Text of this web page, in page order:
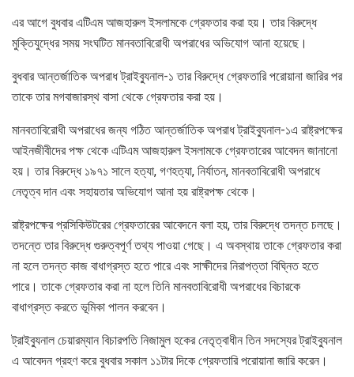
এর আগে বুধবার এটিএম আজহারুল ইসলামকে গ্রেফতার করা হয়। তার বিরুদ্ধে
মুক্তিযুদ্ধের সময় সংঘটিত মানবতাবিরোধী অপরাধের অভিযোগ আনা হয়েছে।
বুধবার আন্তর্জাতিক অপরাধ ট্রাইব্যুনাল-১ তার বিরুদ্ধে গ্রেফতারি পরোয়ানা জারির পর
তাকে তার মগবাজারস্থ বাসা থেকে গ্রেফতার করা হয়।
মানবতাবিরোধী অপরাধের জন্য গঠিত আন্তর্জাতিক অপরাধ ট্রাইব্যুনাল-১এ রাষ্ট্রপক্ষের
আইনজীবীদের পক্ষ থেকে এটিএম আজহারুল ইসলামকে গ্রেফতারের আবেদন জানানো
হয়। তার বিরুদ্ধে ১৯৭১ সালে হত্যা, গণহত্যা, নির্যাতন, মানবতাবিরোধী অপরাধে
নেতৃত্ব দান এবং সহায়তার অভিযোগ আনা হয় রাষ্ট্রপক্ষ থেকে।
রাষ্ট্রপক্ষের প্রসিকিউটরের গ্রেফতারের আবেদনে বলা হয়, তার বিরুদ্ধে তদন্ত চলছে।
তদন্তে তার বিরুদ্ধে গুরুত্বপূর্ণ তথ্য পাওয়া গেছে। এ অবস্থায় তাকে গ্রেফতার করা
না হলে তদন্ত কাজ বাধাগ্রস্ত হতে পারে এবং সাক্ষীদের নিরাপত্তা বিঘ্নিত হতে
পারে। তাকে গ্রেফতার করা না হলে তিনি মানবতাবিরোধী অপরাধের বিচারকে
বাধাগ্রস্ত করতে ভূমিকা পালন করবেন।
ট্রাইব্যুনাল চেয়ারম্যান বিচারপতি নিজামুল হকের নেতৃত্বাধীন তিন সদস্যের ট্রাইব্যুনাল
এ আবেদন গ্রহণ করে বুধবার সকাল ১১টার দিকে গ্রেফতারি পরোয়ানা জারি করেন।